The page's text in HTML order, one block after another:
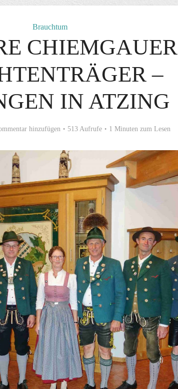
Brauchtum
CHIEMGAUER
–
IN ATZING
hinzufügen 513 Aufrufe 1 Minuten zum Lesen